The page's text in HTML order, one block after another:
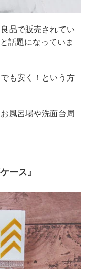
品で販売されてい
話題になっていま
も安く！という方
風呂場や洗面台周
ース』